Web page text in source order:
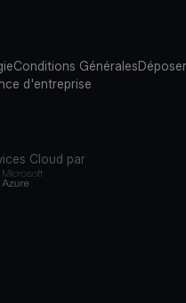
Conditions Générales
d'entreprise
Cloud par